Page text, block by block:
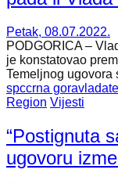
Petak, 08.07.2022.
PODGORICA –
je konstatovao
Temeljnog ugovora
spccrna goravlada
Region Vijesti
“Postignuta
ugovoru